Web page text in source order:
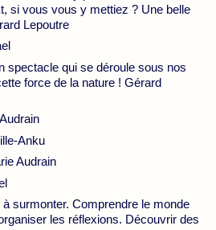
si vous vous y mettiez ? Une belle
Lepoutre
spectacle qui se déroule sous nos
force de la nature ! Gérard
Anku
Audrain
surmonter. Comprendre le monde
les réflexions. Découvrir des